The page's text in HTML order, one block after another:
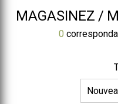
MAGASINEZ
0